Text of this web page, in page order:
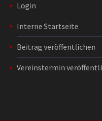
Login
Interne Startseite
Beitrag veröffentlichen
Vereinstermin